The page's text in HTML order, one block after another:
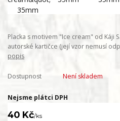
Placka s motivem "Ice cream" od Káji
autorské kartičce (její vzor nemusí
popis
Dostupnost Není skladem
Nejsme plátci DPH
40 Kč/ks